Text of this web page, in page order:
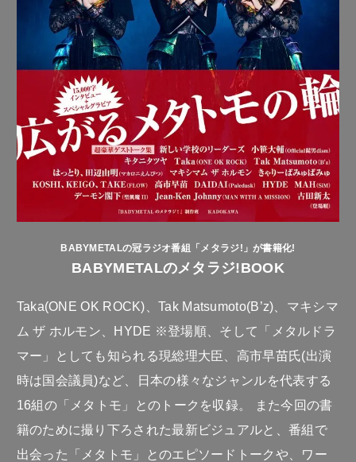
BABYMETALの冠ラジオ番組「メタラジ!」が書籍化!
BABYMETALのメタラジ!BOOK
Taka(ONE OK ROCK)、Tak Matsumoto(B’z)、マキシマ
ム ザ ホルモン、HYDE ※登場順、そして「メタルドラ
マー」としても知られる現総理大臣、高市早苗氏(出演
時は国会議員)など、日本の様々なジャンルを代表する
16組の「メタトモ」とのトークを収録。 また今回の書
籍のために撮り下ろされた最新ビジュアルと、番組で
出会った「メタトモ」とのエピソードトークや、ワー